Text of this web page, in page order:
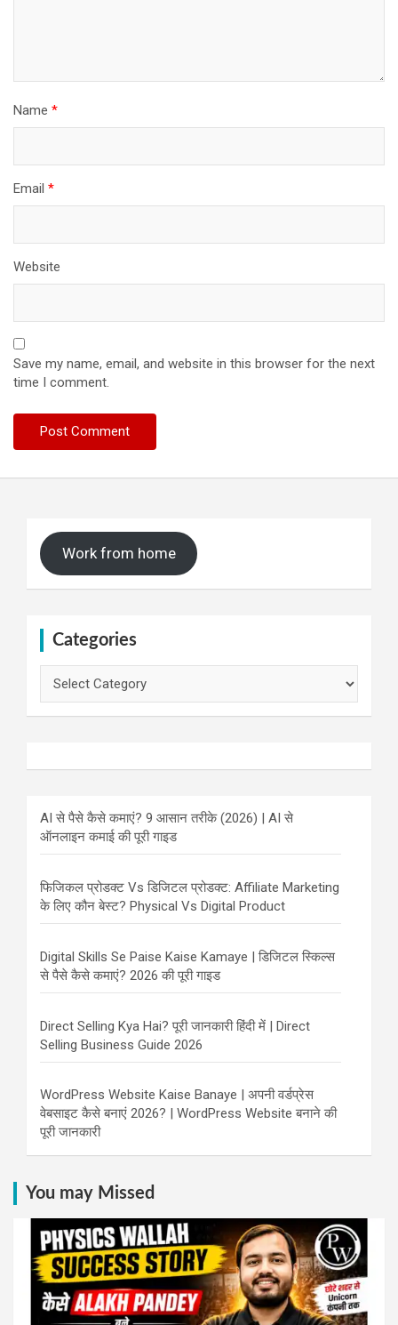
Name *
Email *
Website
Save my name, email, and website in this browser for the next
time I comment.
Work from home
Categories
AI से पैसे कैसे कमाएं? 9 आसान तरीके (2026) | AI से
ऑनलाइन कमाई की पूरी गाइड
फिजिकल प्रोडक्ट Vs डिजिटल प्रोडक्ट: Affiliate Marketing
के लिए कौन बेस्ट? Physical Vs Digital Product
Digital Skills Se Paise Kaise Kamaye | डिजिटल स्किल्स
से पैसे कैसे कमाएं? 2026 की पूरी गाइड
Direct Selling Kya Hai? पूरी जानकारी हिंदी में | Direct
Selling Business Guide 2026
WordPress Website Kaise Banaye | अपनी वर्डप्रेस
वेबसाइट कैसे बनाएं 2026? | WordPress Website बनाने की
पूरी जानकारी
You may Missed